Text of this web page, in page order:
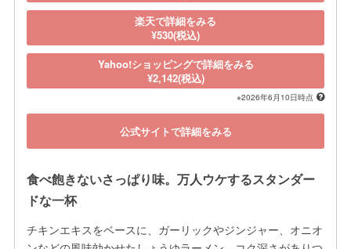
楽天で詳細をみる
¥530(税込)
Yahoo!ショッピングで詳細をみる
¥2,142(税込)
※2026年6月10日時点
公式サイトで詳細をみる
食べ飽きないさっぱり味。万人ウケするスタンダー
ドな一杯
チキンエキスをベースに、ガーリックやジンジャー、オニオ